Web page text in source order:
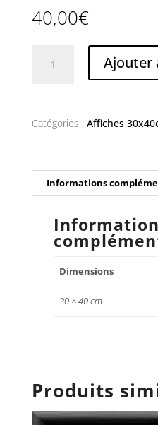
40,00€
Ajouter
Catégories : Affiches
Informations
Dimensions
30 × 40 cm
Produits